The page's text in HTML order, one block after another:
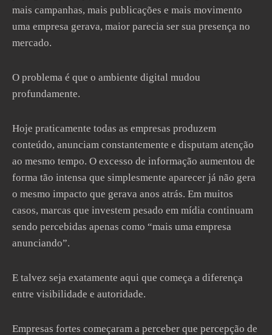
mais campanhas, mais publicações e mais movimento
uma empresa gerava, maior parecia ser sua presença no
mercado.
O problema é que o ambiente digital mudou
profundamente.
Hoje praticamente todas as empresas produzem
conteúdo, anunciam constantemente e disputam atenção
ao mesmo tempo. O excesso de informação aumentou de
forma tão intensa que simplesmente aparecer já não gera
o mesmo impacto que gerava anos atrás. Em muitos
casos, marcas que investem pesado em mídia continuam
sendo percebidas apenas como “mais uma empresa
anunciando”.
E talvez seja exatamente aqui que começa a diferença
entre visibilidade e autoridade.
Empresas fortes começaram a perceber que percepção de